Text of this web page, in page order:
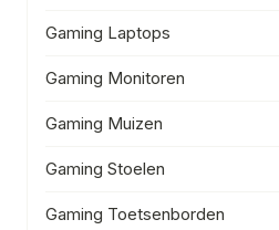
Gaming Laptops
Gaming Monitoren
Gaming Muizen
Gaming Stoelen
Gaming Toetsenborden